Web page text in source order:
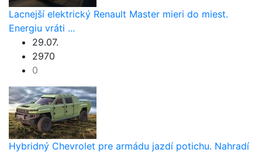
Lacnejší elektrický Renault Master mieri do miest.
Energiu vráti ...
29.07.
2970
0
Hybridný Chevrolet pre armádu jazdí potichu. Nahradí